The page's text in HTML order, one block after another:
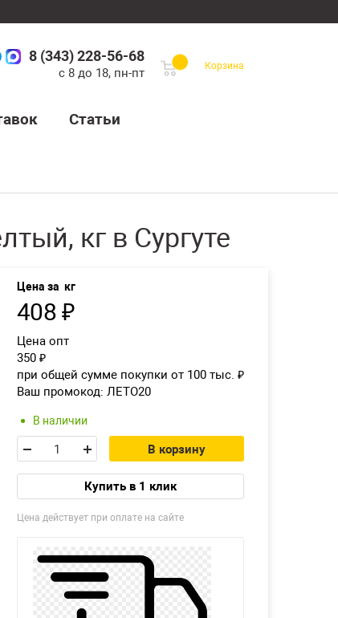
кг в Сургуте
Цена за кг
408 ₽
Цена опт
350 ₽
при общей сумме покупки от 100 тыс. ₽
Ваш промокод: ЛЕТО20
В наличии
В корзину
Купить в 1 клик
Цена действует при оплате на сайте
8 (343) 228-56-68
с 8 до 18, пн-пт
Корзина
Статьи